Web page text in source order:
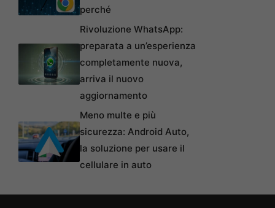
perché
Rivoluzione WhatsApp:
preparata a un’esperienza
completamente nuova,
arriva il nuovo
aggiornamento
Meno multe e più
sicurezza: Android Auto,
la soluzione per usare il
cellulare in auto